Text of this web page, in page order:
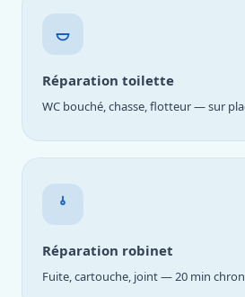
Réparation toilette
WC bouché, chasse, flotteur — sur
Réparation robinet
Fuite, cartouche, joint — 20 min